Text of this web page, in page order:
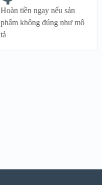
Hoàn tiền ngay nếu sản
phẩm không đúng như mô
tả